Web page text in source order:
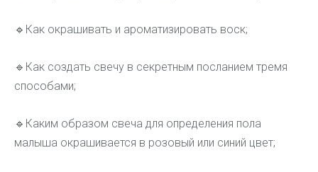
🔹 Как окрашивать и ароматизировать воск;
🔹 Как создать свечу в секретным посланием тремя
способами;
🔹 Каким образом свеча для определения пола
малыша окрашивается в розовый или синий цвет;